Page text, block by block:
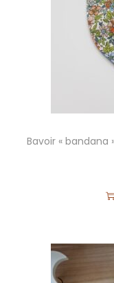
Bavoir «